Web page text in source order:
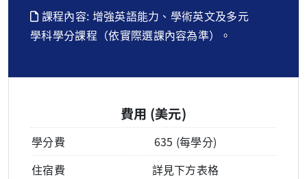
課程內容: 增強英語能力、學術英文及多元
學科學分課程（依實際選課內容為準）。
費用 (美元)
學分費
635 (每學分)
住宿費
詳見下方表格